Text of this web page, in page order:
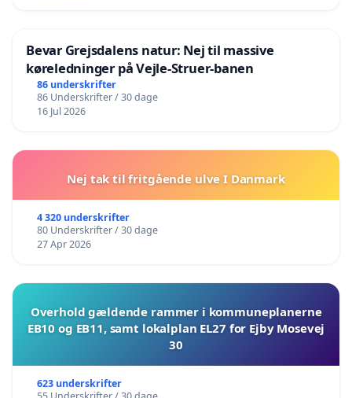
Bevar Grejsdalens natur: Nej til massive
køreledninger på Vejle-Struer-banen
86 underskrifter
86 Underskrifter / 30 dage
16 Jul 2026
Nej tak til fritgående ulve I Danmark
4 320 underskrifter
80 Underskrifter / 30 dage
27 Apr 2026
Overhold gældende rammer i kommuneplanerne
EB10 og EB11, samt lokalplan EL27 for Ejby Mosevej
30
623 underskrifter